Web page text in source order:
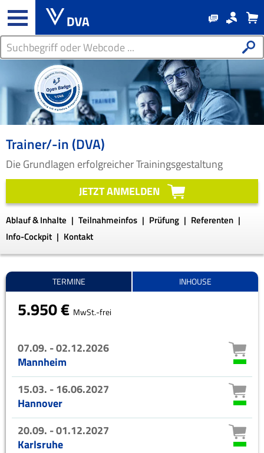
Trainer/-in (DVA)
Die Grundlagen erfolgreicher Trainingsgestaltung
JETZT ANMELDEN
Ablauf & Inhalte Teilnahmeinfos Prüfung
Referenten
Info-Cockpit
Kontakt
TERMINE INHOUSE
5.950 € MwSt.-frei
07.09. - 02.12.2026
Mannheim
15.03. - 16.06.2027
Hannover
20.09. - 01.12.2027
Karlsruhe